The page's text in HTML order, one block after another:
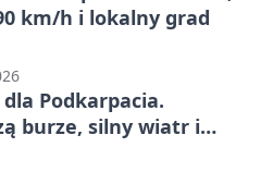
km/h i lokalny grad
dla Podkarpacia.
burze, silny wiatr i